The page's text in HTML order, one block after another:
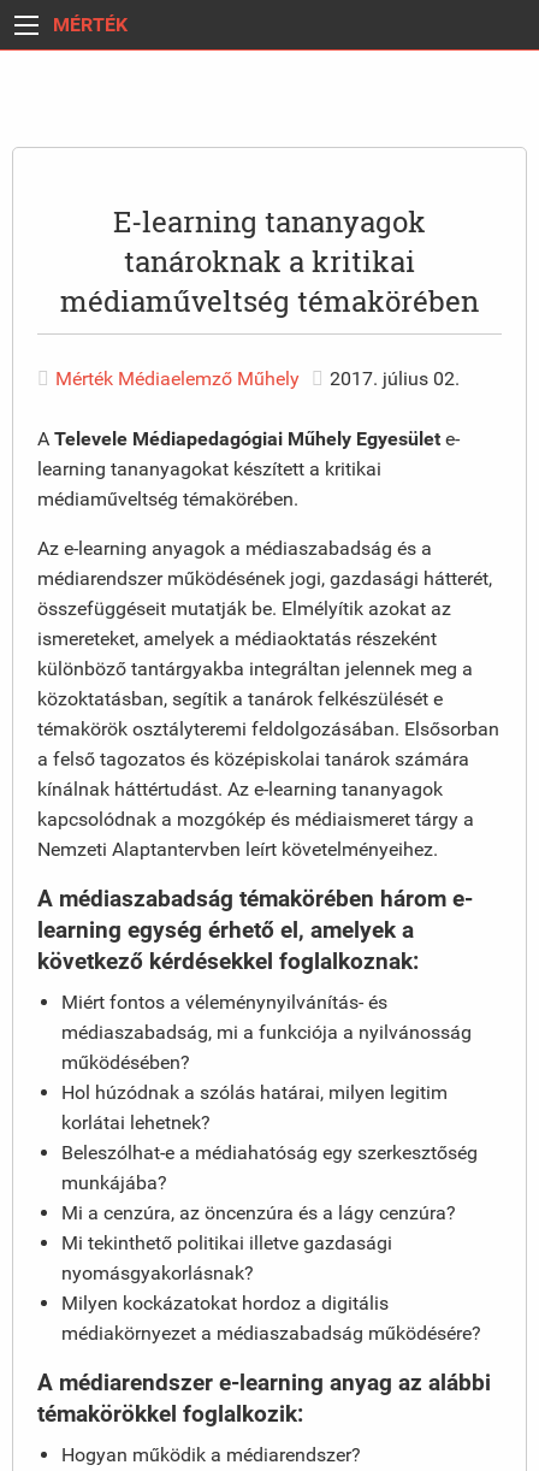
MÉRTÉK
E-learning tananyagok
tanároknak a kritikai
médiaműveltség témakörében
Mérték Médiaelemző Műhely 2017. július 02.
A Televele Médiapedagógiai Műhely Egyesület e-
learning tananyagokat készített a kritikai
médiaműveltség témakörében.
Az e-learning anyagok a médiaszabadság és a
médiarendszer működésének jogi, gazdasági hátterét,
összefüggéseit mutatják be. Elmélyítik azokat az
ismereteket, amelyek a médiaoktatás részeként
különböző tantárgyakba integráltan jelennek meg a
közoktatásban, segítik a tanárok felkészülését e
témakörök osztályteremi feldolgozásában. Elsősorban
a felső tagozatos és középiskolai tanárok számára
kínálnak háttértudást. Az e-learning tananyagok
kapcsolódnak a mozgókép és médiaismeret tárgy a
Nemzeti Alaptantervben leírt követelményeihez.
A médiaszabadság témakörében három e-
learning egység érhető el, amelyek a
következő kérdésekkel foglalkoznak:
Miért fontos a véleménynyilvánítás- és
médiaszabadság, mi a funkciója a nyilvánosság
működésében?
Hol húzódnak a szólás határai, milyen legitim
korlátai lehetnek?
Beleszólhat-e a médiahatóság egy szerkesztőség
munkájába?
Mi a cenzúra, az öncenzúra és a lágy cenzúra?
Mi tekinthető politikai illetve gazdasági
nyomásgyakorlásnak?
Milyen kockázatokat hordoz a digitális
médiakörnyezet a médiaszabadság működésére?
A médiarendszer e-learning anyag az alábbi
témakörökkel foglalkozik:
Hogyan működik a médiarendszer?